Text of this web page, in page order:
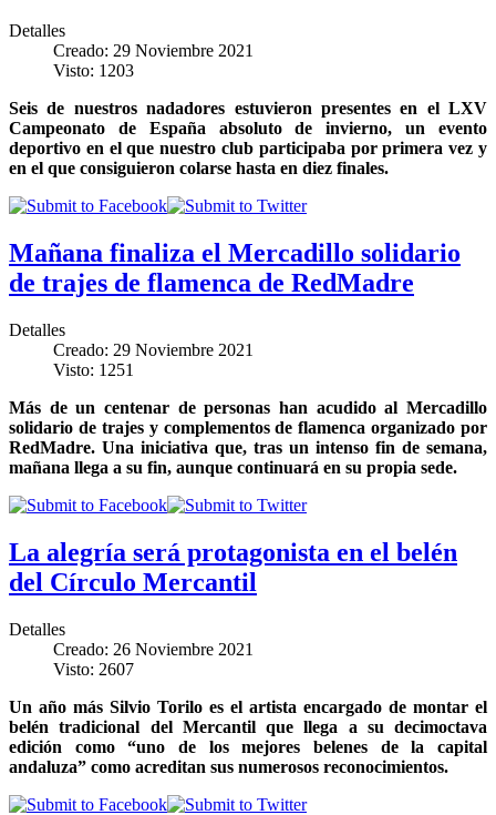
Detalles
Creado: 29 Noviembre 2021
Visto: 1203
Seis de nuestros nadadores estuvieron presentes en el LXV
Campeonato de España absoluto de invierno, un evento
deportivo en el que nuestro club participaba por primera vez y
en el que consiguieron colarse hasta en diez finales.
Mañana finaliza el Mercadillo solidario
de trajes de flamenca de RedMadre
Detalles
Creado: 29 Noviembre 2021
Visto: 1251
Más de un centenar de personas han acudido al Mercadillo
solidario de trajes y complementos de flamenca organizado por
RedMadre. Una iniciativa que, tras un intenso fin de semana,
mañana llega a su fin, aunque continuará en su propia sede.
La alegría será protagonista en el belén
del Círculo Mercantil
Detalles
Creado: 26 Noviembre 2021
Visto: 2607
Un año más Silvio Torilo es el artista encargado de montar el
belén tradicional del Mercantil que llega a su decimoctava
edición como “uno de los mejores belenes de la capital
andaluza” como acreditan sus numerosos reconocimientos.